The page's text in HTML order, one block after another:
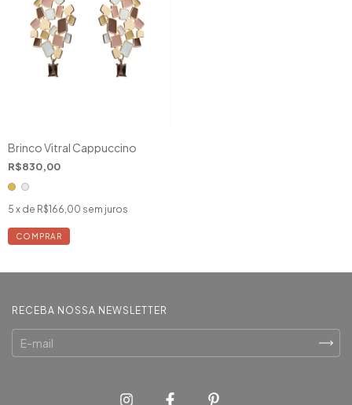
Brinco Vitral Cappuccino
R$830,00
5 x de R$166,00 sem juros
COMPRAR
RECEBA NOSSA NEWSLETTER